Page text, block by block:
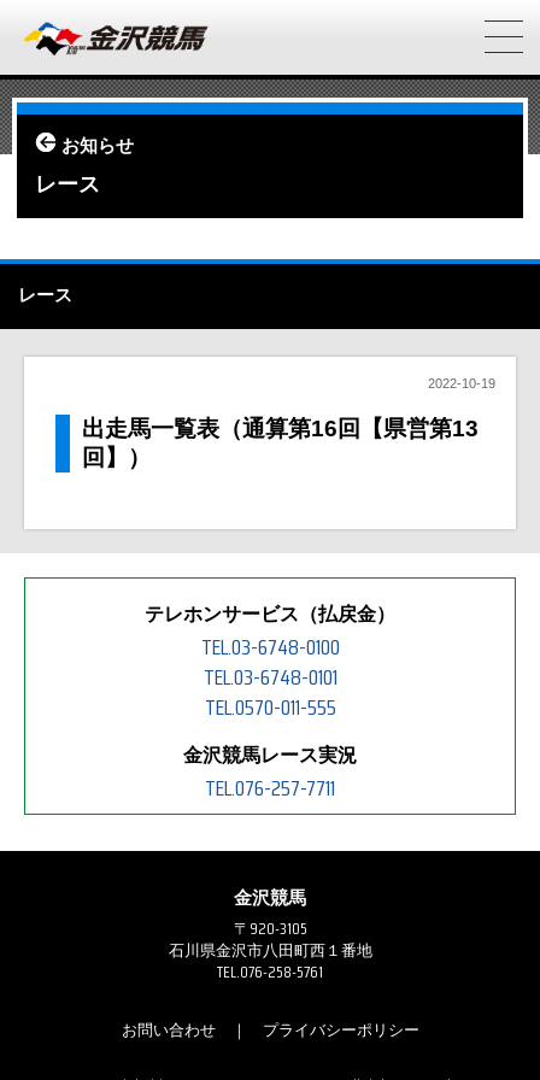
お知らせ
レース
レース
2022-10-19
出走馬一覧表（通算第16回【県営第13
回】）
テレホンサービス（払戻金）
TEL.03-6748-0100
TEL.03-6748-0101
TEL.0570-011-555
金沢競馬レース実況
TEL.076-257-7711
金沢競馬
〒920-3105
石川県金沢市八田町西１番地
TEL.076-258-5761
お問い合わせ｜ プライバシーポリシー